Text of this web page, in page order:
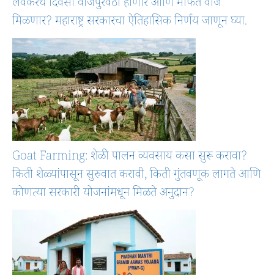
लवकरच दिवसा वीजपुरवठा होणार आणि मोफत वीज
मिळणार? महाराष्ट्र सरकारचा ऐतिहासिक निर्णय जाणून घ्या.
Goat Farming: शेळी पालन व्यवसाय कसा सुरू करावा?
किती शेळ्यांपासून सुरुवात करावी, किती गुंतवणूक लागते आणि
कोणत्या सरकारी योजनांमधून मिळते अनुदान?